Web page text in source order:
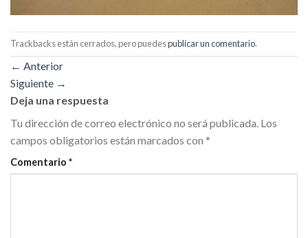
Trackbacks están cerrados, pero puedespublicar un comentario.
← Anterior
Siguiente →
Deja una respuesta
Tu dirección de correo electrónico no será publicada. Los
campos obligatorios están marcados con *
Comentario *